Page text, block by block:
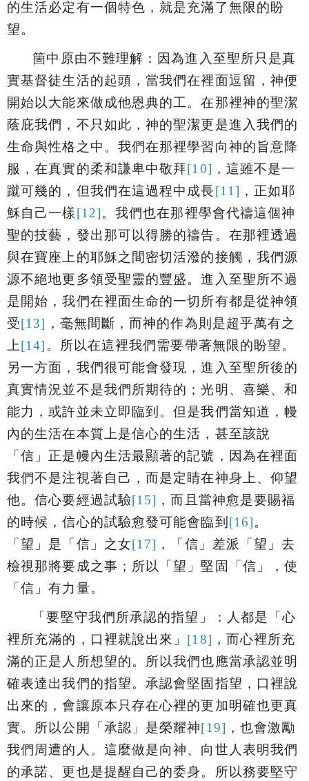
的生活必定有一個特色，就是充滿了無限的盼
望。
箇中原由不難理解：因為進入至聖所只是真
實基督徒生活的起頭，當我們在裡面逗留，神便
開始以大能來做成他恩典的工。在那裡神的聖潔
蔭庇我們，不只如此，神的聖潔更是進入我們的
生命與性格之中。我們在那裡學習向神的旨意降
服，在真實的柔和謙卑中敬拜[10] ，這雖不是一
蹴可幾的，但我們在這過程中成長[11] ，正如耶
穌自己一樣[12]。我們也在那裡學會代禱這個神
聖的技藝，發出那可以得勝的禱告。在那裡透過
與在寶座上的耶穌之間密切活潑的接觸，我們源
源不絕地更多領受聖靈的豐盛。進入至聖所不過
是開始，我們在裡面生命的一切所有都是從神領
受[13] ，毫無間斷，而神的作為則是超乎萬有之
上[14] 。所以在這裡我們需要帶著無限的盼望。
另一方面，我們很可能會發現，進入至聖所後的
真實情況並不是我們所期待的；光明、喜樂、和
能力，或許並未立即臨到。但是我們當知道，幔
內的生活在本質上是信心的生活，甚至該說
「信」正是幔內生活最顯著的記號，因為在裡面
我們不是注視著自己，而是定睛在神身上、仰望
他。信心要經過試驗[15] ，而且當神愈是要賜福
的時候，信心的試驗愈發可能會臨到 [16]。
「望」是「信」之女[17] ，「信」差派「望」去
檢視那將要成之事；所以「望」堅固「信」，使
「信」有力量。
「要堅守我們所承認的指望 」：人都是「心
裡所充滿的，口裡就說出來 」 [18] ，而心裡所充
滿的正是人所想望的。所以我們也應當承認並明
確表達出我們的指望。承認會堅固指望，口裡說
出來的，會讓原本只存在心裡的更加明確也更真
實。所以公開「承認」是榮耀神[19] ，也會激勵
我們周遭的人。這麼做是向神、向世人表明我們
的承諾、更也是提醒自己的委身。所以務要堅守